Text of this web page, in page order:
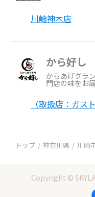
川崎神木店
から好し
からあげグラ
門店の味をお
（取扱店：ガス
トップ 神奈川県 川崎
Copyright ©